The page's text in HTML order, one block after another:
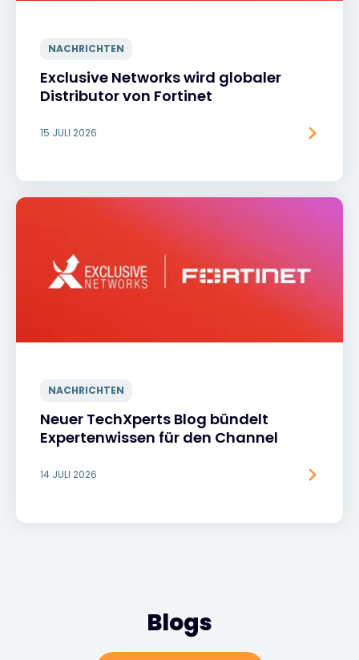
NACHRICHTEN
Exclusive Networks wird globaler
Distributor von Fortinet
15 JULI 2026
NACHRICHTEN
Neuer TechXperts Blog bündelt
Expertenwissen für den Channel
14 JULI 2026
Blogs